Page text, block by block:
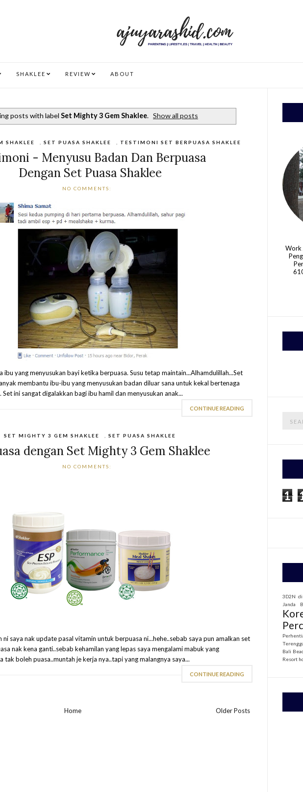
SHAKLEE REVIEW ABOUT
posts with labelSet Mighty 3 Gem Shaklee. Show all posts
SHAKLEE SET PUASA SHAKLEE TESTIMONI SET BERPUASA SHAKLEE
- Menyusu Badan Dan Berpuasa
Dengan Set Puasa Shaklee
NO COMMENTS:
ibu yang menyusukan bayi ketika berpuasa. Susu tetap maintain...Alhamdulillah...Set
membantu ibu-ibu yang menyusukan badan diluar sana untuk kekal bertenaga
Set ini sangat digalakkan bagi ibu hamil dan menyusukan anak...
CONTINUE READING
SET MIGHTY 3 GEM SHAKLEE ,SET PUASA SHAKLEE
dengan Set Mighty 3 Gem Shaklee
NO COMMENTS:
ni saya nak update pasal vitamin untuk berpuasa ni...hehe..sebab saya pun amalkan set
nak kena ganti..sebab kehamilan yang lepas saya mengalami mabuk yang
tak boleh puasa..muntah je kerja nya..tapi yang malangnya saya...
CONTINUE READING
Older Posts
Home
Work
r
1
3D2N
Janda
Bali
Resort